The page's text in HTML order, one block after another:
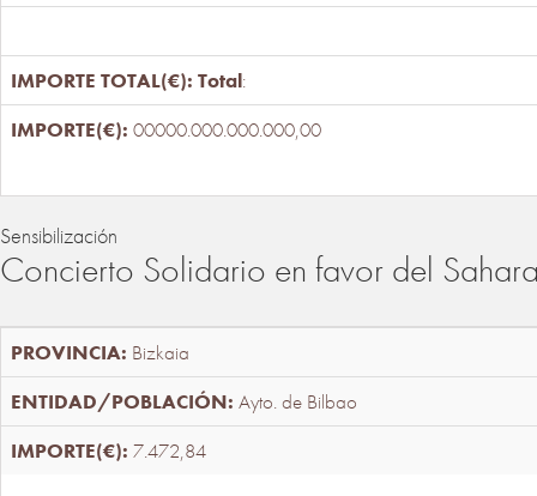
Total:
00000.000.000.000,00
Sensibilización
Concierto Solidario en favor del
Bizkaia
Ayto. de Bilbao
7.472,84